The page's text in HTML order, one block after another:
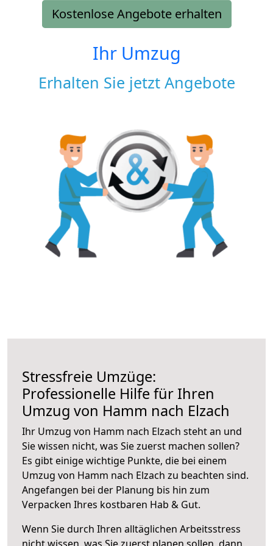
Kostenlose Angebote erhalten
Ihr Umzug
Erhalten Sie jetzt Angebote
Stressfreie Umzüge:
Professionelle Hilfe für Ihren
Umzug von Hamm nach Elzach
Ihr Umzug von Hamm nach Elzach steht an und
Sie wissen nicht, was Sie zuerst machen sollen?
Es gibt einige wichtige Punkte, die bei einem
Umzug von Hamm nach Elzach zu beachten sind.
Angefangen bei der Planung bis hin zum
Verpacken Ihres kostbaren Hab & Gut.
Wenn Sie durch Ihren alltäglichen Arbeitsstress